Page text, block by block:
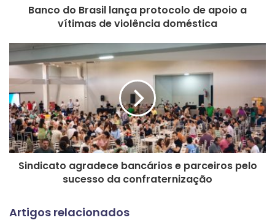
importância de ampliar a articulação sindical e acompanhar
de perto os impactos das mudanças estruturais no setor
financeiro sobre o emprego e os direitos dos
trabalhadores.
As negociações prosseguem em busca de soluções que
garantam mais transparência, estabilidade e valorização
para a categoria bancária.
Fonte: Contec
Banco do Brasil lança protocolo de apoio a
vítimas de violência doméstica
Sindicato agradece bancários e parceiros pelo
sucesso da confraternização
Artigos relacionados